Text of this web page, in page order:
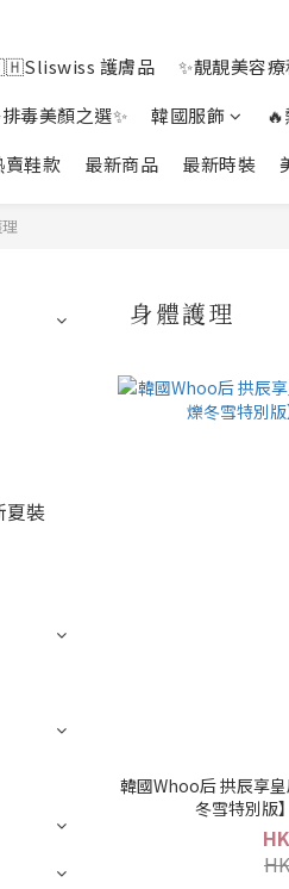
護膚品 ✨靚靚美容
排毒美顏之選✨
韓國服飾
賣鞋款
最新商品 最新時裝
裝
身體護理
韓國Whoo后 拱辰享
冬雪特別版